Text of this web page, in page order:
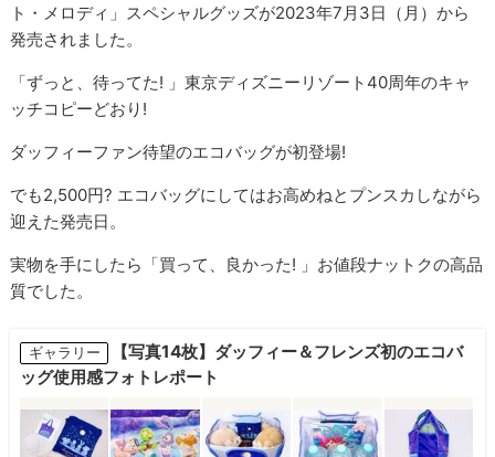
ト・メロディ」スペシャルグッズが2023年7月3日（月）から
発売されました。
「ずっと、待ってた! 」東京ディズニーリゾート40周年のキャ
ッチコピーどおり!
ダッフィーファン待望のエコバッグが初登場!
でも2,500円? エコバッグにしてはお高めねとプンスカしながら
迎えた発売日。
実物を手にしたら「買って、良かった! 」お値段ナットクの高品
質でした。
ギャラリー
【写真14枚】ダッフィー＆フレンズ初のエコバ
ッグ使用感フォトレポート